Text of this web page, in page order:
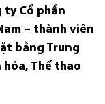
ty Cổ phần
– thành viên
bằng Trung
hóa, Thể thao